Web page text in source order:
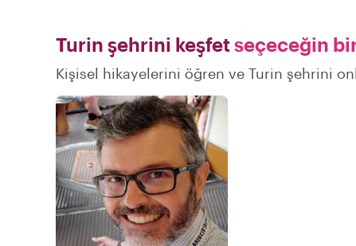
Turin şehrini keşfetseçeceğin
Kişisel hikayelerini öğren ve Turin şehrini